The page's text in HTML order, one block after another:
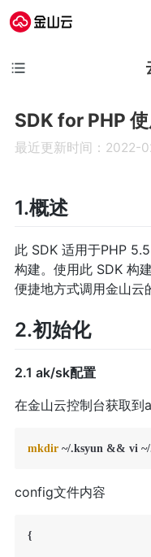
SDK for PHP
最近更新时间：2022-
1.概述
此 SDK 适用于PHP
构建。使用此 SDK 构
便捷地方式调用金山云
2.初始化
2.1 ak/sk配置
在金山云控制台获取到
mkdir
config文件内容
{